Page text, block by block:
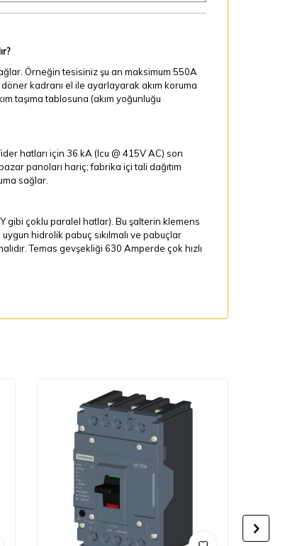
Örneğin tesisiniz şu an maksimum 550A
kadranı el ile ayarlayarak akım koruma
taşıma tablosuna (akım yoğunluğu
hatları için 36 kA (Icu @ 415V AC) son
panoları hariç; fabrika içi tali dağıtım
sağlar.
gibi çoklu paralel hatlar). Bu şalterin klemens
hidrolik pabuç sıkılmalı ve pabuçlar
Temas gevşekliği 630 Amperde çok hızlı